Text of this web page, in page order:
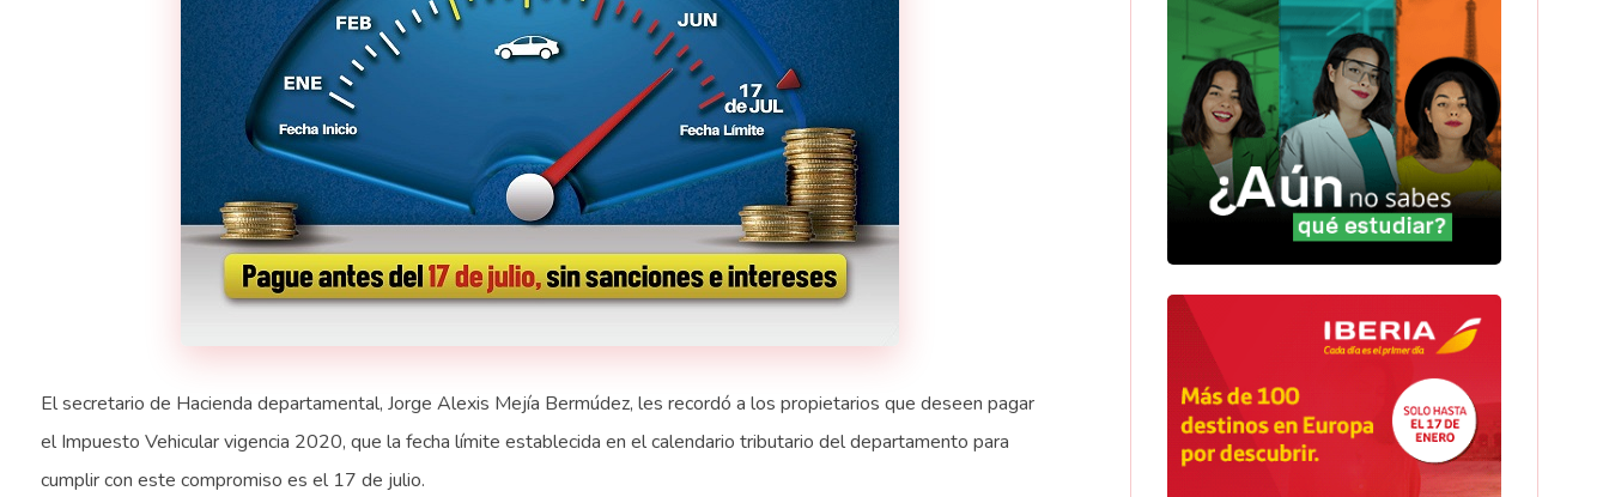
El secretario de Hacienda departamental, Jorge Alexis Mejía Bermúdez, les recordó a los propietarios que deseen pagar
el Impuesto Vehicular vigencia 2020, que la fecha límite establecida en el calendario tributario del departamento para
cumplir con este compromiso es el 17 de julio.